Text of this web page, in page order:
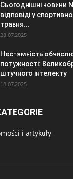
Сьогоднішні новини
відповіді у
травня...
28.07.2025
Нестямність
потужності:
штучного інтелекту
18.07.2025
i artykuły